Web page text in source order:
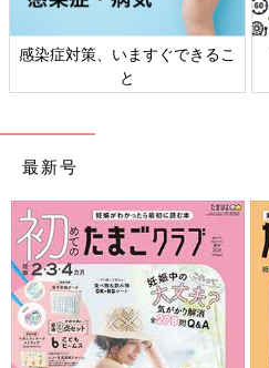
感染症対策、いますぐできるこ
と
最新号